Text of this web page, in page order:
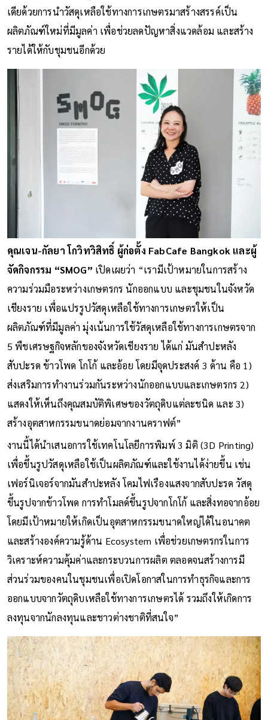
เดียด้วยการนำวัสดุเหลือใช้ทางการเกษตรมาสร้างสรรค์เป็น
ผลิตภัณฑ์ใหม่ที่มีมูลค่า เพื่อช่วยลดปัญหาสิ่งแวดล้อม และสร้าง
รายได้ให้กับชุมชนอีกด้วย
คุณเจน-กัลยา โกวิทวิสิทธิ์ ผู้ก่อตั้ง FabCafe Bangkok และผู้
จัดกิจกรรม “SMOG” เปิดเผยว่า “เรามีเป้าหมายในการสร้าง
ความร่วมมือระหว่างเกษตรกร นักออกแบบ และชุมชนในจังหวัด
เชียงราย เพื่อแปรรูปวัสดุเหลือใช้ทางการเกษตรให้เป็น
ผลิตภัณฑ์ที่มีมูลค่า มุ่งเน้นการใช้วัสดุเหลือใช้ทางการเกษตรจาก
5 พืชเศรษฐกิจหลักของจังหวัดเชียงราย ได้แก่ มันสำปะหลัง
สับปะรด ข้าวโพด โกโก้ และอ้อย โดยมีจุดประสงค์ 3 ด้าน คือ 1)
ส่งเสริมการทำงานร่วมกันระหว่างนักออกแบบและเกษตรกร 2)
แสดงให้เห็นถึงคุณสมบัติพิเศษของวัตถุดิบแต่ละชนิด และ 3)
สร้างอุตสาหกรรมขนาดย่อมจากงานคราฟต์”
งานนี้ได้นำเสนอการใช้เทคโนโลยีการพิมพ์ 3 มิติ (3D Printing)
เพื่อขึ้นรูปวัสดุเหลือใช้เป็นผลิตภัณฑ์และใช้งานได้ง่ายขึ้น เช่น
เฟอร์นิเจอร์จากมันสำปะหลัง โคมไฟเรืองแสงจากสับปะรด วัสดุ
ขึ้นรูปจากข้าวโพด การทำโมลด์ขึ้นรูปจากโกโก้ และสิ่งทอจากอ้อย
โดยมีเป้าหมายให้เกิดเป็นอุตสาหกรรมขนาดใหญ่ได้ในอนาคต
และสร้างองค์ความรู้ด้าน Ecosystem เพื่อช่วยเกษตรกรในการ
วิเคราะห์ความคุ้มค่าและกระบวนการผลิต ตลอดจนสร้างการมี
ส่วนร่วมของคนในชุมชนเพื่อเปิดโอกาสในการทำธุรกิจและการ
ออกแบบจากวัตถุดิบเหลือใช้ทางการเกษตรได้ รวมถึงให้เกิดการ
ลงทุนจากนักลงทุนและชาวต่างชาติที่สนใจ”